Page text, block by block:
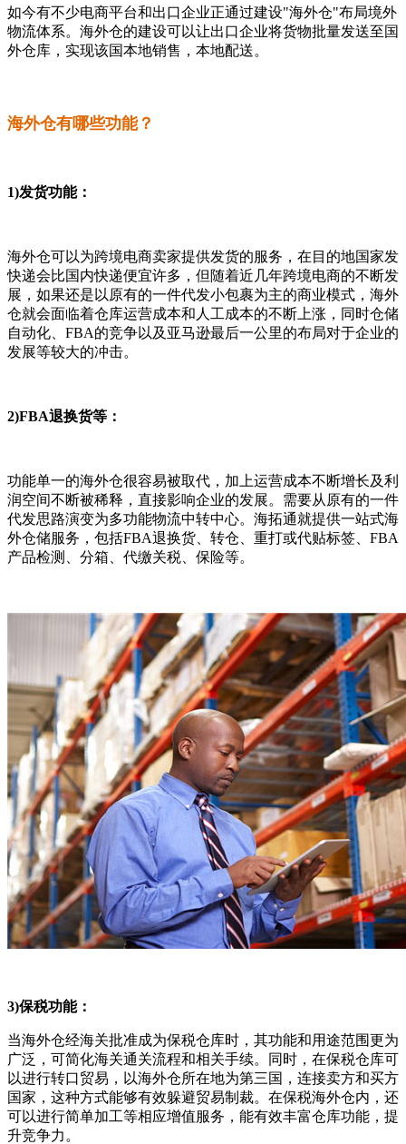
如今有不少电商平台和出口企业正通过建设"海外仓"布局境外
物流体系。海外仓的建设可以让出口企业将货物批量发送至国
外仓库，实现该国本地销售，本地配送。
海外仓有哪些功能？
1)发货功能：
海外仓可以为跨境电商卖家提供发货的服务，在目的地国家发
快递会比国内快递便宜许多，但随着近几年跨境电商的不断发
展，如果还是以原有的一件代发小包裹为主的商业模式，海外
仓就会面临着仓库运营成本和人工成本的不断上涨，同时仓储
自动化、FBA的竞争以及亚马逊最后一公里的布局对于企业的
发展等较大的冲击。
2)FBA退换货等：
功能单一的海外仓很容易被取代，加上运营成本不断增长及利
润空间不断被稀释，直接影响企业的发展。需要从原有的一件
代发思路演变为多功能物流中转中心。海拓通就提供一站式海
外仓储服务，包括FBA退换货、转仓、重打或代贴标签、FBA
产品检测、分箱、代缴关税、保险等。
3)保税功能：
当海外仓经海关批准成为保税仓库时，其功能和用途范围更为
广泛，可简化海关通关流程和相关手续。同时，在保税仓库可
以进行转口贸易，以海外仓所在地为第三国，连接卖方和买方
国家，这种方式能够有效躲避贸易制裁。在保税海外仓内，还
可以进行简单加工等相应增值服务，能有效丰富仓库功能，提
升竞争力。